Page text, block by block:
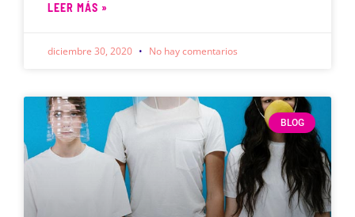
LEER MÁS »
diciembre 30, 2020 No hay comentarios
BLOG